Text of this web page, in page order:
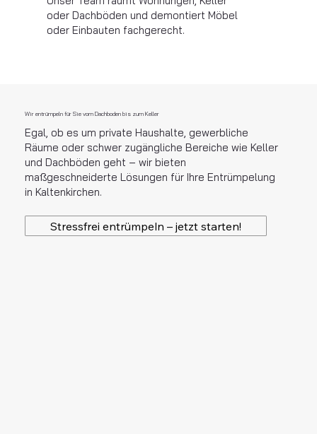
oder Dachböden und demontiert Möbel
oder Einbauten fachgerecht.
Wir entrümpeln für Sie vom Dachboden bis zum Keller
Egal, ob es um private Haushalte, gewerbliche
Räume oder schwer zugängliche Bereiche wie Keller
und Dachböden geht – wir bieten
maßgeschneiderte Lösungen für Ihre Entrümpelung
in Kaltenkirchen.
Stressfrei entrümpeln – jetzt starten!